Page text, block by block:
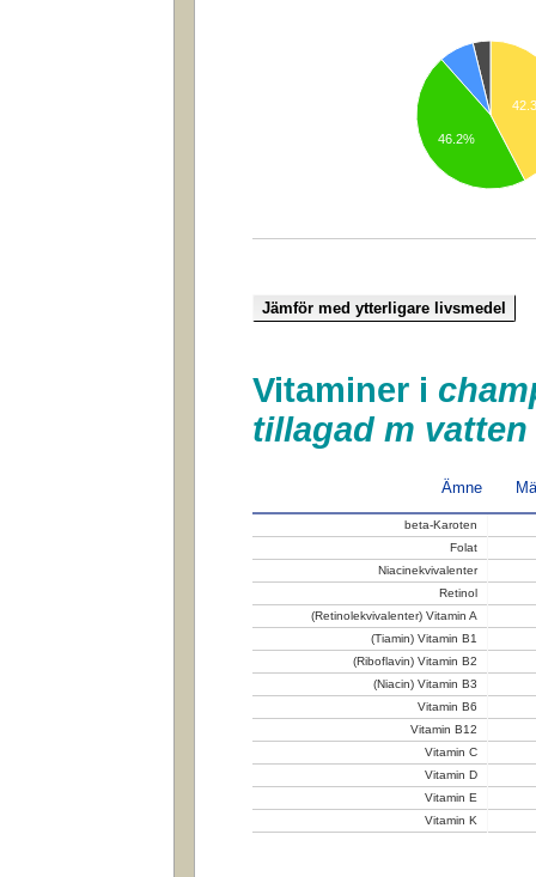
46.2%
Vitaminer i
tillagad m
Ämne
beta-Karoten
Folat
Niacinekvivalenter
Retinol
(Retinolekvivalenter) Vitamin A
(Tiamin) Vitamin B1
(Riboflavin) Vitamin B2
(Niacin) Vitamin B3
Vitamin B6
Vitamin B12
Vitamin C
Vitamin D
Vitamin E
Vitamin K